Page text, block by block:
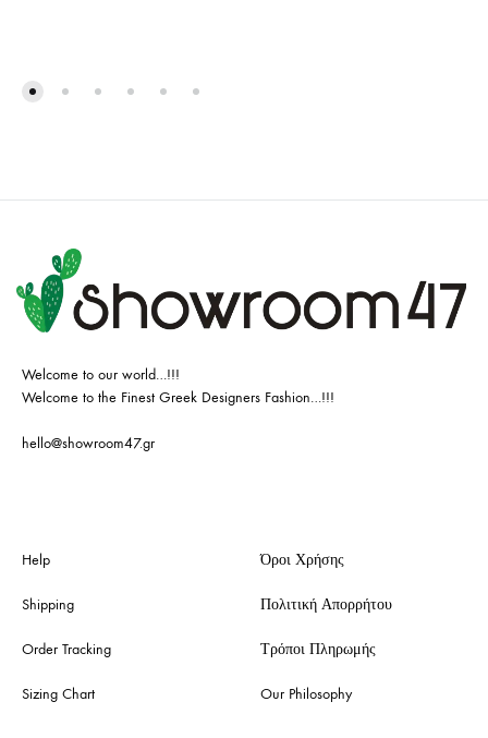
Welcome to our world…!!!
Welcome to the Finest Greek Designers Fashion…!!!
hello@showroom47.gr
Help
Shipping
Order Tracking
Sizing Chart
Όροι Χρήσης
Πολιτική Απορρήτου
Τρόποι Πληρωμής
Our Philosophy